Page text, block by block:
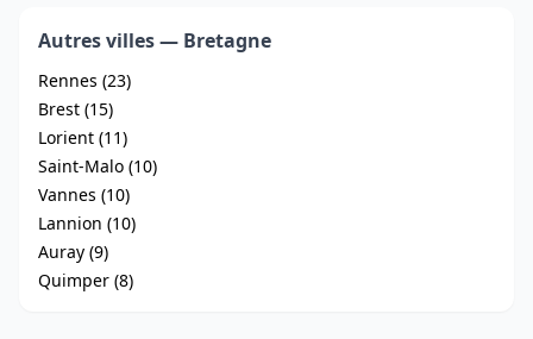
Autres villes — Bretagne
Rennes (23)
Brest (15)
Lorient (11)
Saint-Malo (10)
Vannes (10)
Lannion (10)
Auray (9)
Quimper (8)